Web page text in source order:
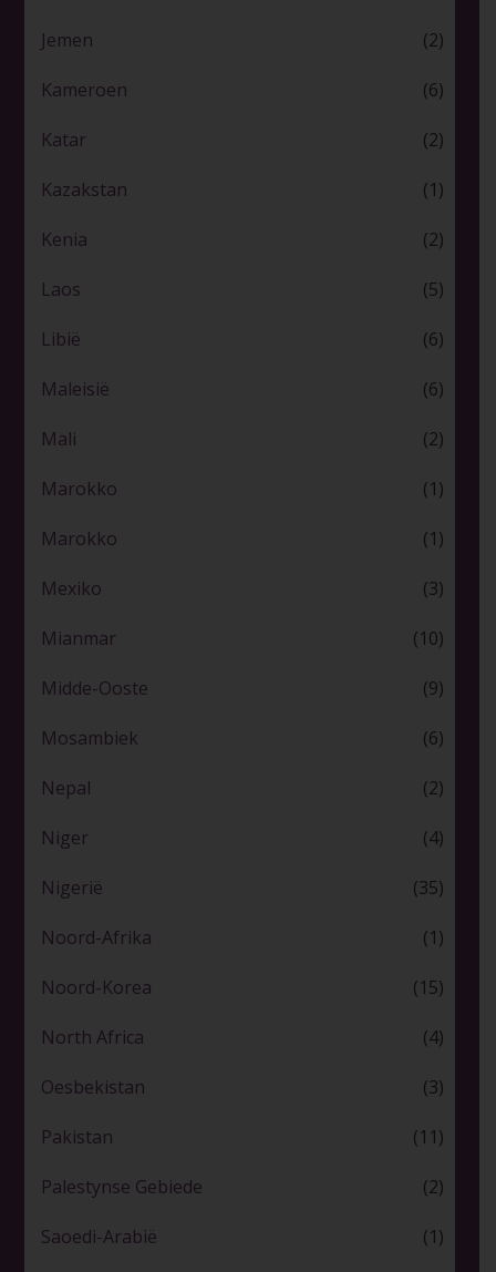
Jemen (2)
Kameroen (6)
Katar (2)
Kazakstan (1)
Kenia (2)
Laos (5)
Libië (6)
Maleisië (6)
Mali (2)
Marokko (1)
Marokko (1)
Mexiko (3)
Mianmar (10)
Midde-Ooste (9)
Mosambiek (6)
Nepal (2)
Niger (4)
Nigerië (35)
Noord-Afrika (1)
Noord-Korea (15)
North Africa (4)
Oesbekistan (3)
Pakistan (11)
Palestynse Gebiede (2)
Saoedi-Arabië (1)